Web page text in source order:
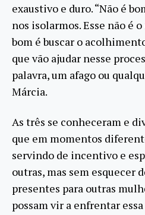
exaustivo e duro. “Não é
nos isolarmos. Esse não é
bom é buscar o
que vão ajudar nesse
palavra, um afago ou
Márcia.
As três se conheceram e
que em momentos
servindo de incentivo e
outras, mas sem esquecer
presentes para outras
possam vir a enfrentar